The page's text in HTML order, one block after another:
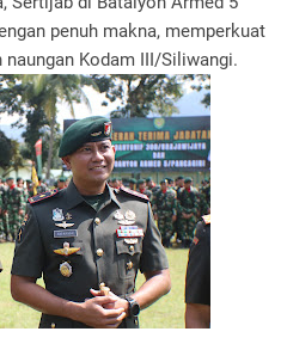
penuh makna, memperkuat
Kodam III/Siliwangi.